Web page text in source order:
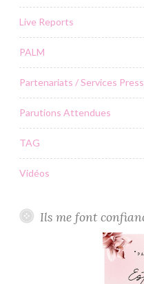
Live Reports
PALM
Partenariats / Services
Parutions Attendues
TAG
Vidéos
Ils me font